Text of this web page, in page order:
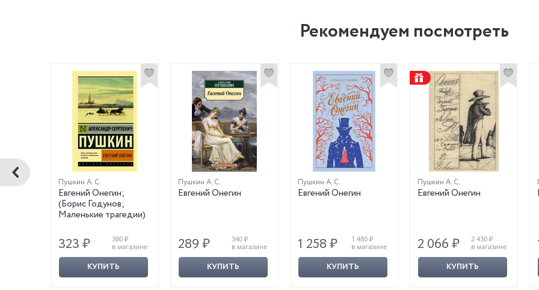
Рекомендуем посмотреть
Пушкин А. С.
Евгений Онегин;
(Борис Годунов;
Маленькие трагедии)
323 ₽
380 ₽
в магазине
КУПИТЬ
Пушкин А. С.
Евгений Онегин
289 ₽
340 ₽
в магазине
КУПИТЬ
Пушкин А. С.
Евгений Онегин
1 258 ₽
1 480 ₽
в магазине
КУПИТЬ
Пушкин А. С.
Евгений Онегин
2 066 ₽
2 430 ₽
в магазине
КУПИТЬ